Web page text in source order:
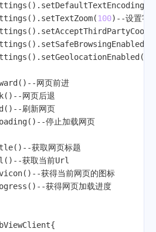
100) --设置字
--网页前进
--网页后退
--刷新网页
--停止加载网页
--获取网页标题
--获取当前Url
--获得当前网页的图标
--获得网页加载进度